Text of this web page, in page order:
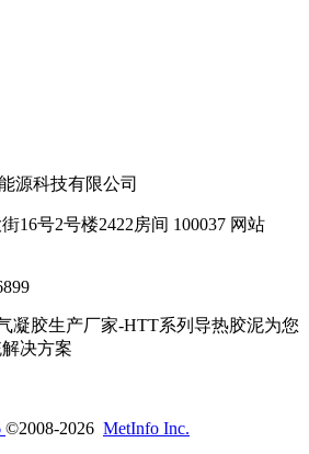
源科技有限公司
16号2号楼2422房间 100037 网站
凝胶生产厂家-HTT系列导热胶泥为您
决方案
©2008-2026 MetInfo Inc.